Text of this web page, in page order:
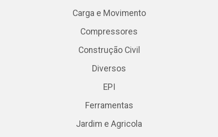
Carga e Movimento
Compressores
Construção Civil
Diversos
EPI
Ferramentas
Jardim e Agricola